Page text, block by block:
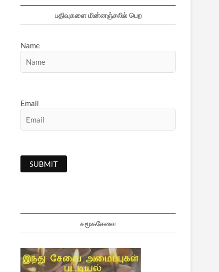
பதிவுகளை மின்னஞ்சலில் பெற
Name
Email
சமூகசேவை